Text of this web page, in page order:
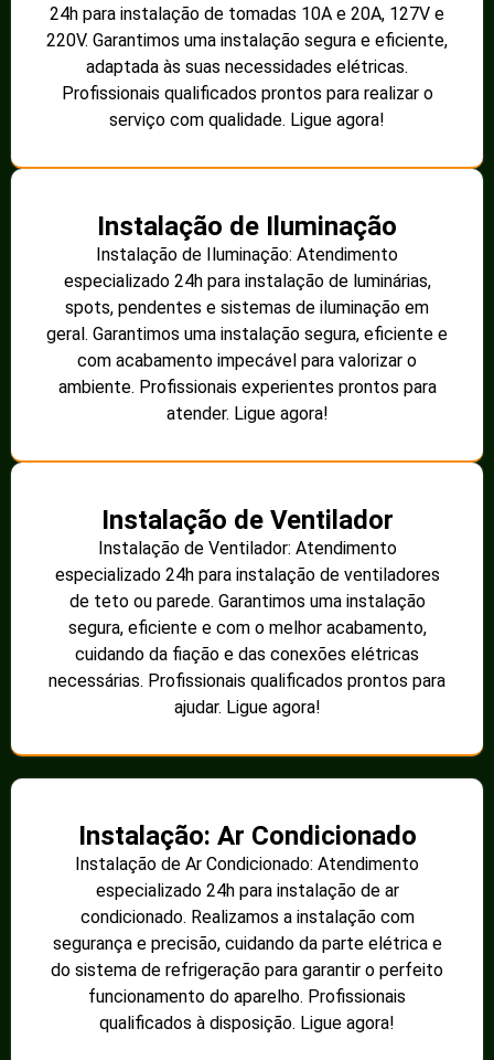
24h para instalação de tomadas 10A e 20A, 127V e
220V. Garantimos uma instalação segura e eficiente,
adaptada às suas necessidades elétricas.
Profissionais qualificados prontos para realizar o
serviço com qualidade. Ligue agora!
Instalação de Iluminação
Instalação de Iluminação: Atendimento
especializado 24h para instalação de luminárias,
spots, pendentes e sistemas de iluminação em
geral. Garantimos uma instalação segura, eficiente e
com acabamento impecável para valorizar o
ambiente. Profissionais experientes prontos para
atender. Ligue agora!
Instalação de Ventilador
Instalação de Ventilador: Atendimento
especializado 24h para instalação de ventiladores
de teto ou parede. Garantimos uma instalação
segura, eficiente e com o melhor acabamento,
cuidando da fiação e das conexões elétricas
necessárias. Profissionais qualificados prontos para
ajudar. Ligue agora!
Instalação: Ar Condicionado
Instalação de Ar Condicionado: Atendimento
especializado 24h para instalação de ar
condicionado. Realizamos a instalação com
segurança e precisão, cuidando da parte elétrica e
do sistema de refrigeração para garantir o perfeito
funcionamento do aparelho. Profissionais
qualificados à disposição. Ligue agora!